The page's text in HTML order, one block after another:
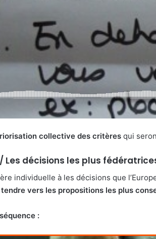
collective des critères qui
Les décisions les plus
individuelle à les décisions que
vers les propositions les plus
: